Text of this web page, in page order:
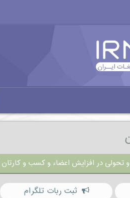
تحولی در افزایش اعضاء و کسب و کارتان
ثبت ربات تلگرام